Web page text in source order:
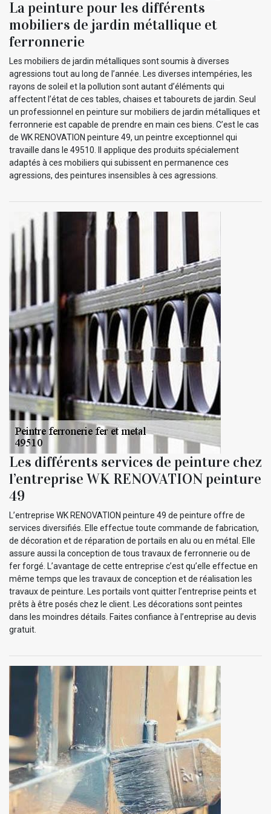
La peinture pour les différents
mobiliers de jardin métallique et
ferronnerie
Les mobiliers de jardin métalliques sont soumis à diverses
agressions tout au long de l’année. Les diverses intempéries, les
rayons de soleil et la pollution sont autant d’éléments qui
affectent l’état de ces tables, chaises et tabourets de jardin. Seul
un professionnel en peinture sur mobiliers de jardin métalliques et
ferronnerie est capable de prendre en main ces biens. C’est le cas
de WK RENOVATION peinture 49, un peintre exceptionnel qui
travaille dans le 49510. Il applique des produits spécialement
adaptés à ces mobiliers qui subissent en permanence ces
agressions, des peintures insensibles à ces agressions.
Les différents services de peinture chez
l’entreprise WK RENOVATION peinture
49
L’entreprise WK RENOVATION peinture 49 de peinture offre de
services diversifiés. Elle effectue toute commande de fabrication,
de décoration et de réparation de portails en alu ou en métal. Elle
assure aussi la conception de tous travaux de ferronnerie ou de
fer forgé. L’avantage de cette entreprise c’est qu’elle effectue en
même temps que les travaux de conception et de réalisation les
travaux de peinture. Les portails vont quitter l’entreprise peints et
prêts à être posés chez le client. Les décorations sont peintes
dans les moindres détails. Faites confiance à l’entreprise au devis
gratuit.